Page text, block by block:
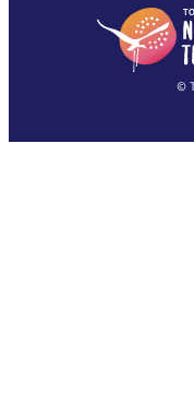
English
(Singapore)
Français
©